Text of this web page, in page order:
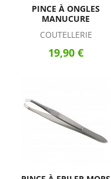
PINCE À ONGLES
MANUCURE
COUTELLERIE
19,90 €